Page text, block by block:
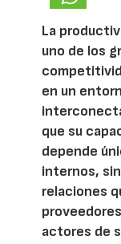
La
uno de los
en un
que su
depende
internos,
relaciones
actores de